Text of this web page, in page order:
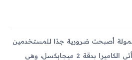
أصبحت ضرورية جدًا للمستخدمين
العصريين. في هذا الجهاز، تأتي الكاميرا بدقة 2 ميجابكسل، وهي